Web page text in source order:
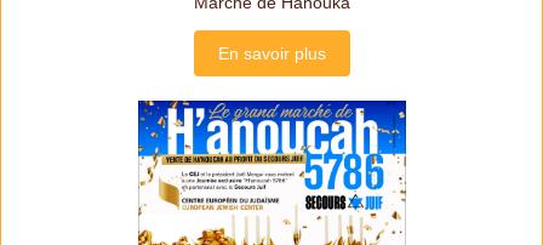
En savoir plus